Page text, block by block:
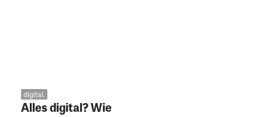
digital.
Alles digital? Wie